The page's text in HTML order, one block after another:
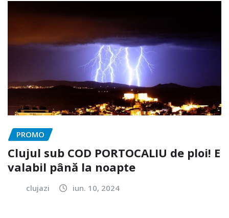
PROMO
Clujul sub COD PORTOCALIU de ploi! E
valabil până la noapte
clujazi iun. 10, 2024